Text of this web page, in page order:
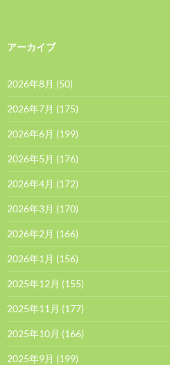
アーカイブ
2026年8月 (50)
2026年7月 (175)
2026年6月 (199)
2026年5月 (176)
2026年4月 (172)
2026年3月 (170)
2026年2月 (166)
2026年1月 (156)
2025年12月 (155)
2025年11月 (177)
2025年10月 (166)
2025年9月 (199)